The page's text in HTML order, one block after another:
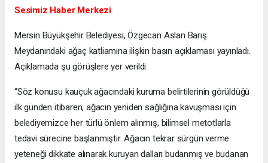
Sesimiz Haber Merkezi
Mersin Büyükşehir Belediyesi, Özgecan Aslan Barış
Meydanındaki ağaç katliamına ilişkin basın açıklaması yayınladı.
Açıklamada şu görüşlere yer verildi:
“Söz konusu kauçuk ağacındaki kuruma belirtilerinin görüldüğü
ilk günden itibaren, ağacın yeniden sağlığına kavuşması için
belediyemizce her türlü önlem alınmış, bilimsel metotlarla
tedavi sürecine başlanmıştır. Ağacın tekrar sürgün verme
yeteneği dikkate alınarak kuruyan dalları budanmış ve budanan